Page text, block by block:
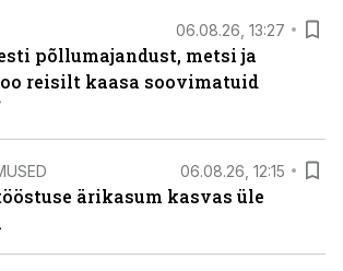
06.08.26, 13:27
põllumajandust, metsi ja
reisilt kaasa soovimatuid
06.08.26, 12:15
ärikasum kasvas üle